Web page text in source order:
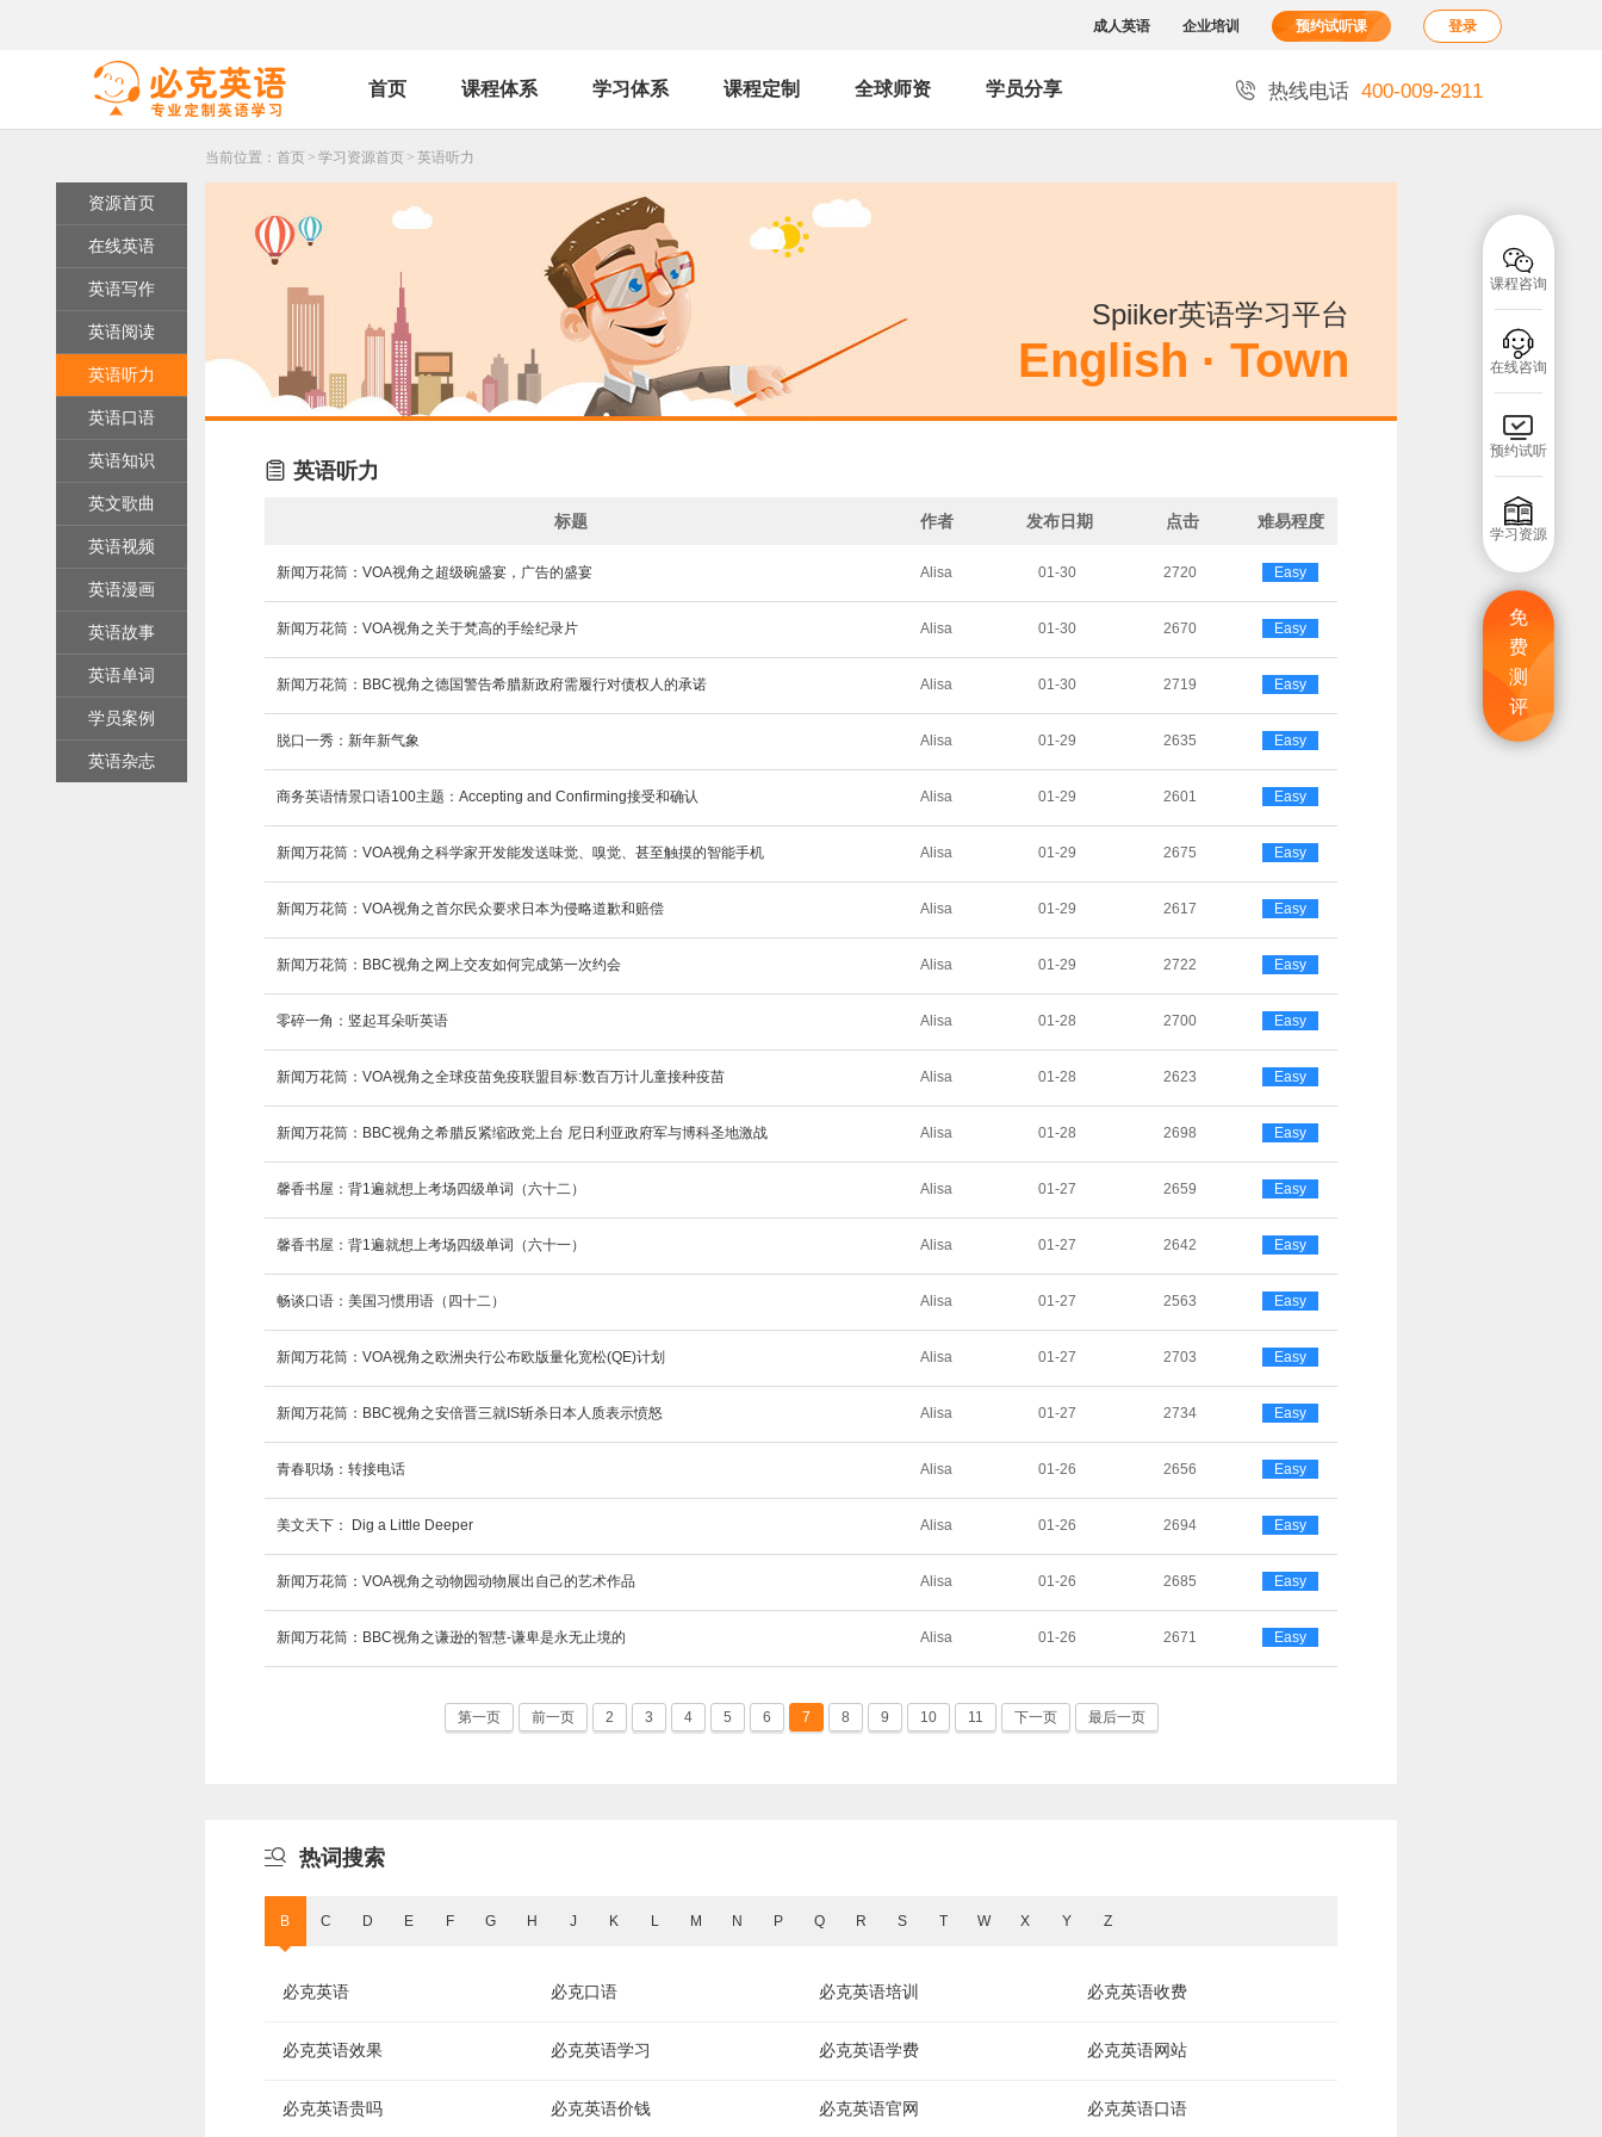
成人英语 企业培训 预约试听课 登录
首页 课程体系 学习体系 课程定制 全球师资 学员分享  热线电话 400-009-2911

课程咨询

在线咨询

预约试听

学习资源
免
费
测
评
当前位置： 首页 > 学习资源首页 > 英语听力
资源首页
在线英语
英语写作
英语阅读
英语听力
英语口语
英语知识
英文歌曲
英语视频
英语漫画
英语故事
英语单词
学员案例
英语杂志
Spiiker英语学习平台
English · Town
 英语听力
标题 作者 发布日期 点击 难易程度
新闻万花筒：VOA视角之超级碗盛宴，广告的盛宴 Alisa 01-30 2720 Easy
新闻万花筒：VOA视角之关于梵高的手绘纪录片 Alisa 01-30 2670 Easy
新闻万花筒：BBC视角之德国警告希腊新政府需履行对债权人的承诺 Alisa 01-30 2719 Easy
脱口一秀：新年新气象 Alisa 01-29 2635 Easy
商务英语情景口语100主题：Accepting and Confirming接受和确认 Alisa 01-29 2601 Easy
新闻万花筒：VOA视角之科学家开发能发送味觉、嗅觉、甚至触摸的智能手机 Alisa 01-29 2675 Easy
新闻万花筒：VOA视角之首尔民众要求日本为侵略道歉和赔偿 Alisa 01-29 2617 Easy
新闻万花筒：BBC视角之网上交友如何完成第一次约会 Alisa 01-29 2722 Easy
零碎一角：竖起耳朵听英语 Alisa 01-28 2700 Easy
新闻万花筒：VOA视角之全球疫苗免疫联盟目标:数百万计儿童接种疫苗 Alisa 01-28 2623 Easy
新闻万花筒：BBC视角之希腊反紧缩政党上台 尼日利亚政府军与博科圣地激战 Alisa 01-28 2698 Easy
馨香书屋：背1遍就想上考场四级单词（六十二） Alisa 01-27 2659 Easy
馨香书屋：背1遍就想上考场四级单词（六十一） Alisa 01-27 2642 Easy
畅谈口语：美国习惯用语（四十二） Alisa 01-27 2563 Easy
新闻万花筒：VOA视角之欧洲央行公布欧版量化宽松(QE)计划 Alisa 01-27 2703 Easy
新闻万花筒：BBC视角之安倍晋三就IS斩杀日本人质表示愤怒 Alisa 01-27 2734 Easy
青春职场：转接电话 Alisa 01-26 2656 Easy
美文天下： Dig a Little Deeper Alisa 01-26 2694 Easy
新闻万花筒：VOA视角之动物园动物展出自己的艺术作品 Alisa 01-26 2685 Easy
新闻万花筒：BBC视角之谦逊的智慧-谦卑是永无止境的 Alisa 01-26 2671 Easy
第一页 前一页 2 3 4 5 6 7 8 9 10 11 下一页 最后一页
 热词搜索
B C D E F G H J K L M N P Q R S T W X Y Z
必克英语 必克口语 必克英语培训 必克英语收费
必克英语效果 必克英语学习 必克英语学费 必克英语网站
必克英语贵吗 必克英语价钱 必克英语官网 必克英语口语